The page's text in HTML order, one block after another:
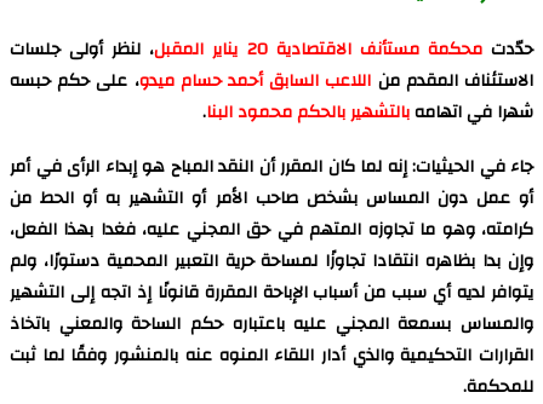
حدّدتمحكمة مستأنف الاقتصادية 20 يناير المقبل
، لنظر أولى جلسات
الاستئناف المقدم من اللاعب السابق أحمد حسام ميدو، على حكم حبسه
شهرا في اتهامهبالتشهير بالحكم محمود البنا.
جاء في الحيثيات: إنه لما كان المقرر أن النقد المباح هو إبداء الرأى في أمر
أو عمل دون المساس بشخص صاحب الأمر أو التشهير به أو الحط من
كرامته، وهو ما تجاوزه المتهم في حق المجني عليه، فغدا بهذا الفعل،
وإن بدا بظاهره انتقادا تجاوزًا لمساحة حرية التعبير المحمية دستورًا، ولم
يتوافر لديه أي سبب من أسباب الإباحة المقررة قانونًا إذ اتجه إلى التشهير
والمساس بسمعة المجني عليه باعتباره حكم الساحة والمعني باتخاذ
القرارات التحكيمية والذي أدار اللقاء المنوه عنه بالمنشور وفقًا لما ثبت
للمحكمة.